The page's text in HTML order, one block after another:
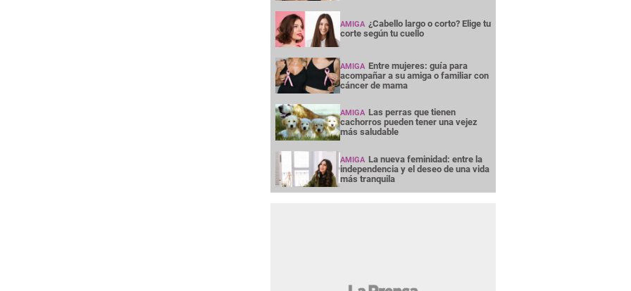
AMIGA ¿Cabello largo o corto? Elige tu
corte según tu cuello
AMIGA Entre mujeres: guía para
acompañar a su amiga o familiar con
cáncer de mama
AMIGA Las perras que tienen
cachorros pueden tener una vejez
más saludable
AMIGA La nueva feminidad: entre la
independencia y el deseo de una vida
más tranquila